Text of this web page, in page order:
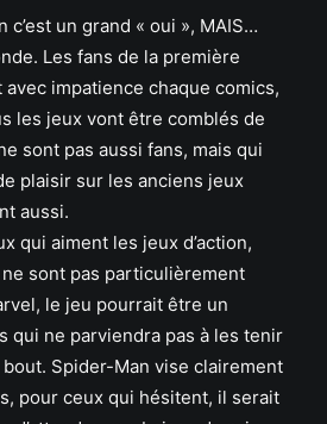
c’est un grand « oui », MAIS…
Les fans de la première
impatience chaque comics,
les jeux vont être comblés de
sont pas aussi fans, mais qui
plaisir sur les anciens jeux
aussi.
qui aiment les jeux d’action,
sont pas particulièrement
le jeu pourrait être un
qui ne parviendra pas à les tenir
bout. Spider-Man vise clairement
pour ceux qui hésitent, il serait